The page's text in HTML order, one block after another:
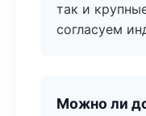
так и
согласуем
Можно ли